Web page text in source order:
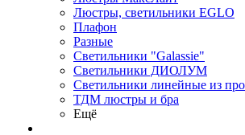
Люстры, светильники EGLO
Плафон
Разные
Светильники "Galassie"
Светильники ДИОЛУМ
Светильники линейные из
ТДМ люстры и бра
Ещё